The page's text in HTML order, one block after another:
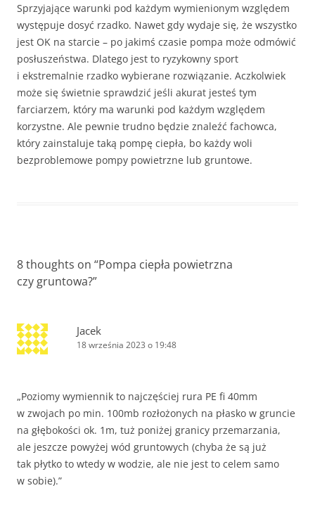
Sprzyjające warunki pod każdym wymienionym względem
występuje dosyć rzadko. Nawet gdy wydaje się, że wszystko
jest OK na starcie – po jakimś czasie pompa może odmówić
posłuszeństwa. Dlatego jest to ryzykowny sport
i ekstremalnie rzadko wybierane rozwiązanie. Aczkolwiek
może się świetnie sprawdzić jeśli akurat jesteś tym
farciarzem, który ma warunki pod każdym względem
korzystne. Ale pewnie trudno będzie znaleźć fachowca,
który zainstaluje taką pompę ciepła, bo każdy woli
bezproblemowe pompy powietrzne lub gruntowe.
8 thoughts on “Pompa ciepła powietrzna
czy gruntowa?”
Jacek
18 września 2023 o 19:48
„Poziomy wymiennik to najczęściej rura PE fi 40mm
w zwojach po min. 100mb rozłożonych na płasko w gruncie
na głębokości ok. 1m, tuż poniżej granicy przemarzania,
ale jeszcze powyżej wód gruntowych (chyba że są już
tak płytko to wtedy w wodzie, ale nie jest to celem samo
w sobie).”